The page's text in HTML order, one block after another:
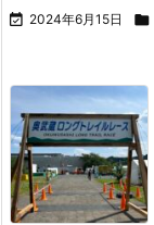
 2024年6月15日 